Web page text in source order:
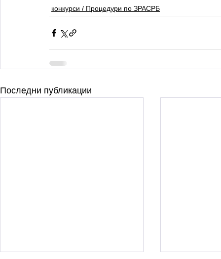
конкурси / Процедури по ЗРАСРБ
Последни публикации